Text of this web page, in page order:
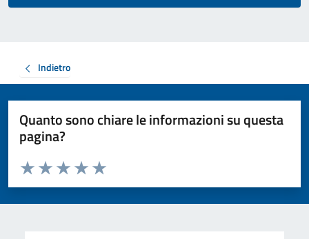
Indietro
Quanto sono chiare le informazioni su questa
pagina?
Valuta da 1 a 5 stelle la pagina
Valuta 5 stelle su 5
Valuta 4 stelle su 5
Valuta 3 stelle su 5
Valuta 2 stelle su 5
Valuta 1 stelle su 5